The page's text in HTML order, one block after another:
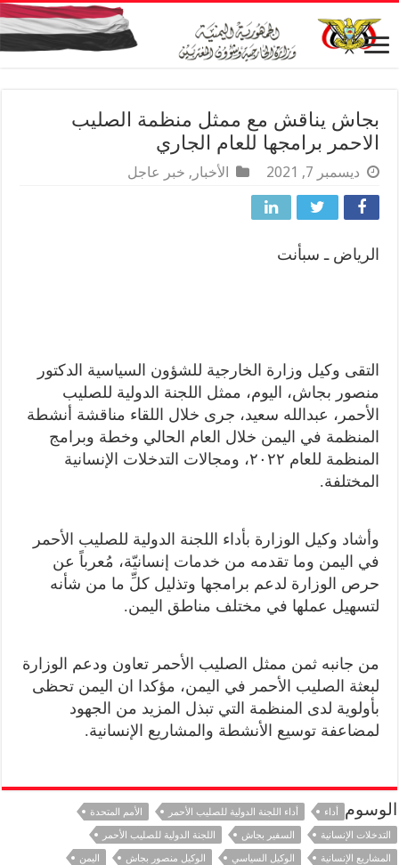
بجاش يناقش مع ممثل منظمة الصليب
الاحمر برامجها للعام الجاري
ديسمبر 7, 2021 الأخبار , خبر عاجل
الرياض ـ سبأنت
التقى وكيل وزارة الخارجية للشؤون السياسية الدكتور
منصور بجاش، اليوم، ممثل اللجنة الدولية للصليب
الأحمر، عبدالله سعيد، جرى خلال اللقاء مناقشة أنشطة
المنظمة في اليمن خلال العام الحالي وخطة وبرامج
المنظمة للعام ٢٠٢٢، ومجالات التدخلات الإنسانية
المختلفة.
وأشاد وكيل الوزارة بأداء اللجنة الدولية للصليب الأحمر
في اليمن وما تقدمه من خدمات إنسانيّة، مُعرباً عن
حرص الوزارة لدعم برامجها وتذليل كلِّ ما من شأنه
لتسهيل عملها في مختلف مناطق اليمن.
من جانبه ثمن ممثل الصليب الأحمر تعاون ودعم الوزارة
لبعثة الصليب الأحمر في اليمن، مؤكدا ان اليمن تحظى
بأولوية لدى المنظمة التي تبذل المزيد من الجهود
لمضاعفة توسيع الأنشطة والمشاريع الإنسانية.
الوسوم أداء أداء اللجنة الدولية للصليب الأحمر
الأمم المتحدة
التدخلات الإنسانية
السفير بجاش
اللجنة الدولية للصليب الأحمر
المشاريع الإنسانية
الوكيل السياسي الوكيل منصور بجاش
اليمن